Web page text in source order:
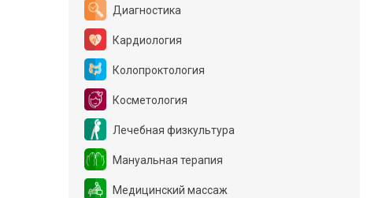
Диагностика
Кардиология
Колопроктология
Косметология
Лечебная физкультура
Мануальная терапия
Медицинский массаж